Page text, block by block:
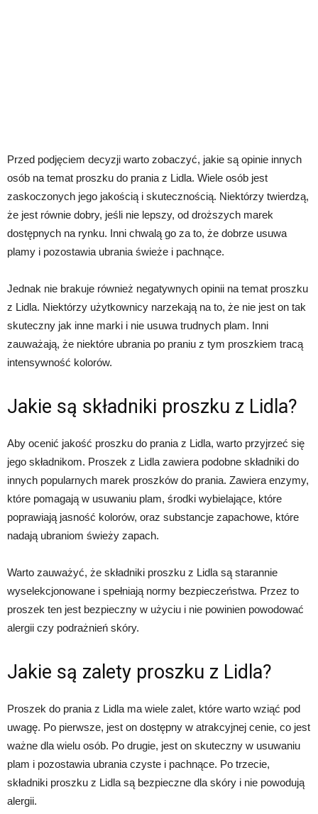
Przed podjęciem decyzji warto zobaczyć, jakie są opinie innych
osób na temat proszku do prania z Lidla. Wiele osób jest
zaskoczonych jego jakością i skutecznością. Niektórzy twierdzą,
że jest równie dobry, jeśli nie lepszy, od droższych marek
dostępnych na rynku. Inni chwalą go za to, że dobrze usuwa
plamy i pozostawia ubrania świeże i pachnące.
Jednak nie brakuje również negatywnych opinii na temat proszku
z Lidla. Niektórzy użytkownicy narzekają na to, że nie jest on tak
skuteczny jak inne marki i nie usuwa trudnych plam. Inni
zauważają, że niektóre ubrania po praniu z tym proszkiem tracą
intensywność kolorów.
Jakie są składniki proszku z Lidla?
Aby ocenić jakość proszku do prania z Lidla, warto przyjrzeć się
jego składnikom. Proszek z Lidla zawiera podobne składniki do
innych popularnych marek proszków do prania. Zawiera enzymy,
które pomagają w usuwaniu plam, środki wybielające, które
poprawiają jasność kolorów, oraz substancje zapachowe, które
nadają ubraniom świeży zapach.
Warto zauważyć, że składniki proszku z Lidla są starannie
wyselekcjonowane i spełniają normy bezpieczeństwa. Przez to
proszek ten jest bezpieczny w użyciu i nie powinien powodować
alergii czy podrażnień skóry.
Jakie są zalety proszku z Lidla?
Proszek do prania z Lidla ma wiele zalet, które warto wziąć pod
uwagę. Po pierwsze, jest on dostępny w atrakcyjnej cenie, co jest
ważne dla wielu osób. Po drugie, jest on skuteczny w usuwaniu
plam i pozostawia ubrania czyste i pachnące. Po trzecie,
składniki proszku z Lidla są bezpieczne dla skóry i nie powodują
alergii.